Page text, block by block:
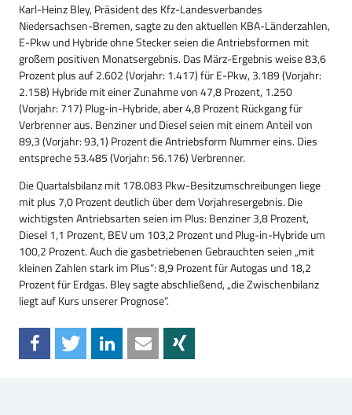
Karl-Heinz Bley, Präsident des Kfz-Landesverbandes
Niedersachsen-Bremen, sagte zu den aktuellen KBA-Länderzahlen,
E-Pkw und Hybride ohne Stecker seien die Antriebsformen mit
großem positiven Monatsergebnis. Das März-Ergebnis weise 83,6
Prozent plus auf 2.602 (Vorjahr: 1.417) für E-Pkw, 3.189 (Vorjahr:
2.158) Hybride mit einer Zunahme von 47,8 Prozent, 1.250
(Vorjahr: 717) Plug-in-Hybride, aber 4,8 Prozent Rückgang für
Verbrenner aus. Benziner und Diesel seien mit einem Anteil von
89,3 (Vorjahr: 93,1) Prozent die Antriebsform Nummer eins. Dies
entspreche 53.485 (Vorjahr: 56.176) Verbrenner.
Die Quartalsbilanz mit 178.083 Pkw-Besitzumschreibungen liege
mit plus 7,0 Prozent deutlich über dem Vorjahresergebnis. Die
wichtigsten Antriebsarten seien im Plus: Benziner 3,8 Prozent,
Diesel 1,1 Prozent, BEV um 103,2 Prozent und Plug-in-Hybride um
100,2 Prozent. Auch die gasbetriebenen Gebrauchten seien „mit
kleinen Zahlen stark im Plus“: 8,9 Prozent für Autogas und 18,2
Prozent für Erdgas. Bley sagte abschließend, „die Zwischenbilanz
liegt auf Kurs unserer Prognose“.